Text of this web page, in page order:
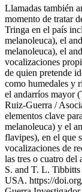
Llamadas también
momento de tratar
Tringa en el país
melanoleuca), el
melanoleuca), el
vocalizaciones
de quien pretende
como humedales y
el andarríos mayor
Ruiz-Guerra /
elementos clave
melanoleuca) y el
flavipes), en el que
vocalizaciones de
las tres o cuatro del
S. and T. L.
USA. https://